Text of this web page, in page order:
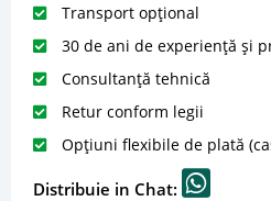
Transport opțional
30 de ani de experiență și
Consultanță tehnică
Retur conform legii
Opțiuni flexibile de plată
Distribuie in Chat: